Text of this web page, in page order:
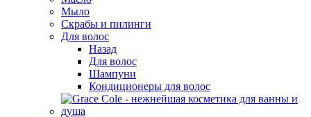
Мыло
Скрабы и пилинги
Для волос
Назад
Для волос
Шампуни
Кондиционеры для волос